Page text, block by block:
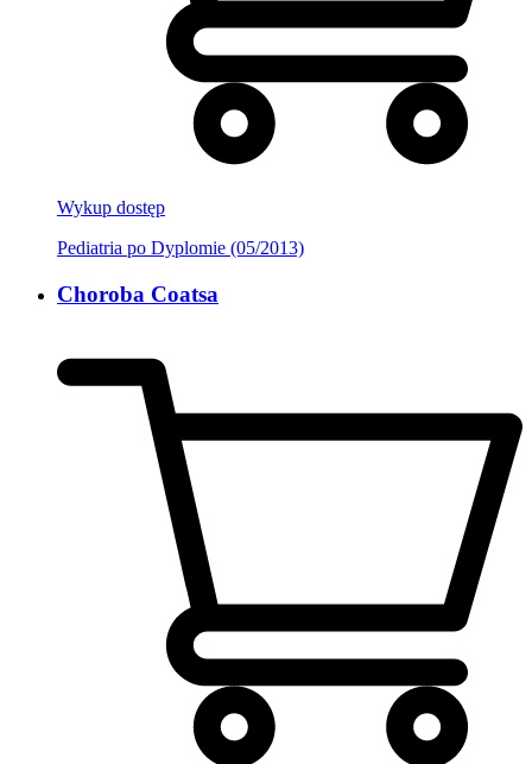
Wykup dostęp
Pediatria po Dyplomie (05/2013)
Choroba Coatsa